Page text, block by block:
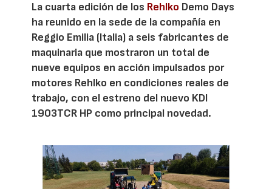
La cuarta edición de los Rehlko Demo Days
ha reunido en la sede de la compañía en
Reggio Emilia (Italia) a seis fabricantes de
maquinaria que mostraron un total de
nueve equipos en acción impulsados por
motores Rehlko en condiciones reales de
trabajo, con el estreno del nuevo KDI
1903TCR HP como principal novedad.